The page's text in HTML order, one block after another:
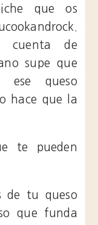
que os
cuenta de
supe que
queso
hace que la
te pueden
de tu queso
que funda